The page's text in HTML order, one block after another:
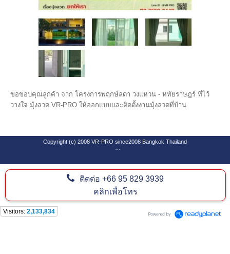
ขอขอบคุณลูกค้า จาก โครงการพฤกษ์ลดา วงแหวน - หทัยราษฎร์ ที่ไว้
วางใจ มุ้งลวด VR-PRO ให้ออกแบบและติดตั้งงานมุ้งลวดที่บ้าน
Copyright (c) 2008 VR-PRO since2008 Bangkok Thailand
SEO By Software Design Center Co.,Ltd
www.goforwardweb.com
ติดต่อ+66 95 829 3939
คลิกเพื่อโทร
Visitors: 2,133,834